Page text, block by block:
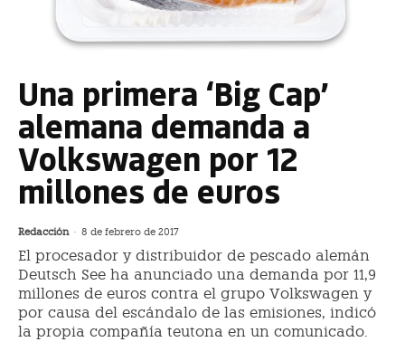
Una primera ‘Big Cap’
alemana demanda a
Volkswagen por 12
millones de euros
Redacción - 8 de febrero de 2017
El procesador y distribuidor de pescado alemán
Deutsch See ha anunciado una demanda por 11,9
millones de euros contra el grupo Volkswagen y
por causa del escándalo de las emisiones, indicó
la propia compañía teutona en un comunicado.